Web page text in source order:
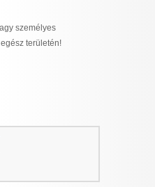
személyes
területén!